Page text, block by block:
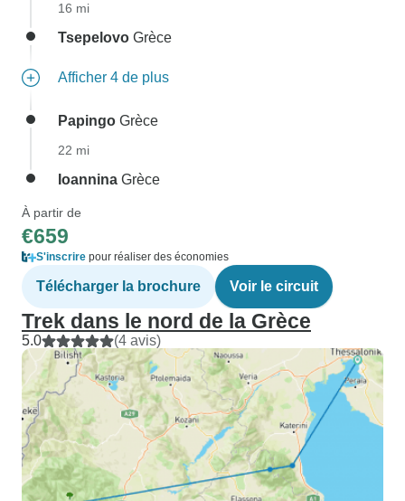
16 mi
Tsepelovo Grèce
Afficher 4 de plus
Papingo Grèce
22 mi
Ioannina Grèce
À partir de
€659
S'inscrire pour réaliser des économies
Télécharger la brochure Voir le circuit
Trek dans le nord de la Grèce
5.0 (4 avis)